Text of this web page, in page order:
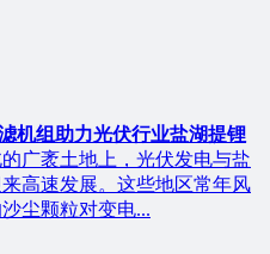
机组助力光伏行业盐湖提锂
广袤土地上，光伏发电与盐
高速发展。这些地区常年风
尘颗粒对变电...